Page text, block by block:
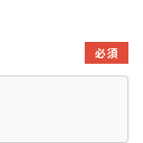
必須